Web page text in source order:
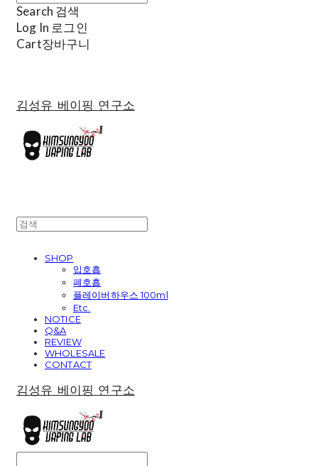
Search 검색
Log In 로그인
Cart장바구니
김성유 베이핑 연구소
SHOP
입호흡
폐호흡
플레이버하우스 100ml
Etc.
NOTICE
Q&A
REVIEW
WHOLESALE
CONTACT
김성유 베이핑 연구소